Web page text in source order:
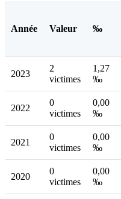
Année Valeur ‰
2023
2
victimes
1,27
‰
2022
0
victimes
0,00
‰
2021
0
victimes
0,00
‰
2020
0
victimes
0,00
‰